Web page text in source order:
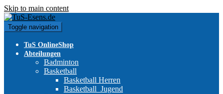
Skip to main content
Toggle navigation
TuS OnlineShop
Abteilungen
Badminton
Basketball
Basketball Herren
Basketball_Jugend